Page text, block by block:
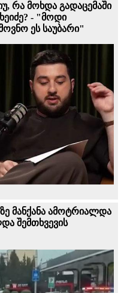
რა მოხდა გადაცემაში
- "მოდი
ეს საუბარი"
მანქანა ამოტრიალდა
შემთხვევის